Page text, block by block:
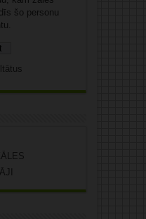
šo personu